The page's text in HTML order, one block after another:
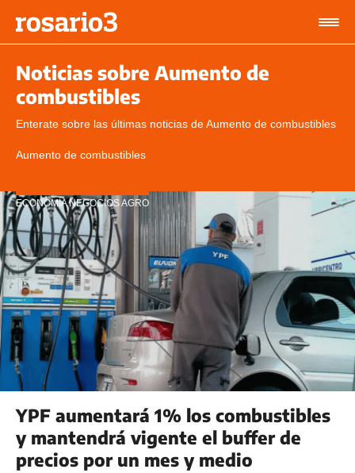
Noticias sobre Aumento de
combustibles
Enterate sobre las últimas noticias de Aumento de combustibles
Aumento de combustibles
ECONOMÍA NEGOCIOS AGRO
YPF aumentará 1% los combustibles
y mantendrá vigente el buffer de
precios por un mes y medio